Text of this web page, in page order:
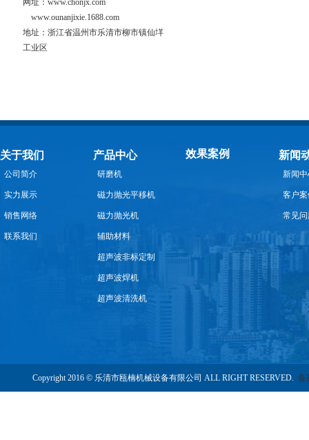
网址：www.chonjx.com
www.ounanjixie.1688.com
地址：浙江省温州市乐清市柳市镇仙垟
工业区
关于我们
公司简介
实力展示
销售网络
联系我们
产品中心
研磨机
磁力抛光平移机
磁力抛光机
辅助材料
超声波非标定制
超声波焊机
超声波清洗机
效果案例 新闻
新闻中
客户案
常见问
Copyright 2016 © 乐清市瓯楠机械设备有限公司 ALL RIGHT RESERVED. 备